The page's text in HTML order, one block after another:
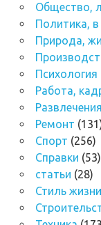
Общество,
Политика,
Природа,
Психология
Работа,
Развлечения
Ремонт
Спорт (256)
Справки (53)
статьи (28)
Стиль жизни